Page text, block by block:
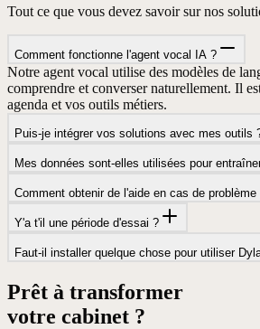
Tout ce que vous devez savoir sur nos
Comment fonctionne l'agent vocal IA ?
Notre agent vocal utilise des modèles de
comprendre et converser naturellement. Il
agenda et vos outils métiers.
Puis-je intégrer vos solutions avec mes outils
Mes données sont-elles utilisées pour
Comment obtenir de l'aide en cas de
Y'a t'il une période d'essai ?
Faut-il installer quelque chose pour utiliser
Prêt à transformer
votre cabinet ?